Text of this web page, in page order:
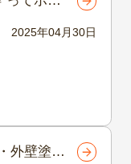
2025年04月30日
知ってお
外壁塗